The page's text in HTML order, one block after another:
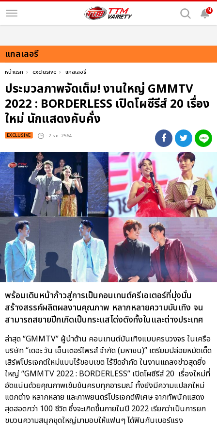
N
แกลเลอรี
หน้าแรก exclusive แกลเลอรี
ประมวลภาพจัดเต็ม! งานใหญ่ GMMTV
2022 : BORDERLESS เปิดโผซีรีส์ 20 เรื่อง
ใหม่ นักแสดงคับคั่ง
EXCLUSIVE : 2 ธ.ค. 2564
พร้อมเดินหน้าก้าวสู่การเป็นคอนเทนต์ครีเอเตอร์ที่มุ่งมั่น
สร้างสรรค์ผลิตผลงานคุณภาพ หลากหลายความบันเทิง จน
สามารถสยายปีกเกิดเป็นกระแสโด่งดังทั้งในและต่างประเทศ
ล่าสุด “GMMTV” ผู้นำด้าน คอนเทนต์บันเทิงแบบครบวงจร ในเครือ
บริษัท “เดอะ วัน เอ็นเตอร์ไพรส์ จำกัด (มหาชน)” เตรียมปล่อยหมัดเด็ด
เสิร์ฟโปรเจกต์ใหม่แบบไร้ขอบเขต ไร้ขีดจำกัด ในงานแถลงข่าวสุดยิ่ง
ใหญ่ “GMMTV 2022 : BORDERLESS” เปิดโผซีรีส์ 20 เรื่องใหม่ที่
อัดแน่นด้วยคุณภาพเข้มข้นครบทุกอารมณ์ ทั้งยังมีความแปลกใหม่
แตกต่าง หลากหลาย และภาพยนตร์โปรเจกต์พิเศษ จากทัพนักแสดง
สุดฮอตกว่า 100 ชีวิต ซึ่งจะเกิดขึ้นภายในปี 2022 เรียกว่าเป็นการยก
ขบวนความสนุกชุดใหญ่มามอบให้แฟนๆ ได้ฟินกันเบอร์แรง